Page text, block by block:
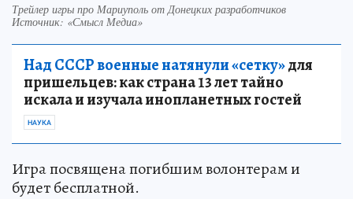
Трейлер игры про Мариуполь от Донецких разработчиков
Источник: «Смысл Медиа»
Над СССР военные натянули «сетку»для
пришельцев: как страна 13 лет тайно
искала и изучала инопланетных гостей
НАУКА
Игра посвящена погибшим волонтерам и
будет бесплатной.